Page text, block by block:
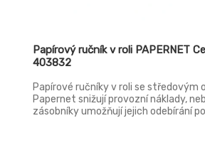
Papírový ručník v roli PAPERNET
403832
Papírové ručníky v roli se středovým
Papernet snižují provozní náklady,
zásobníky umožňují jejich odebírání